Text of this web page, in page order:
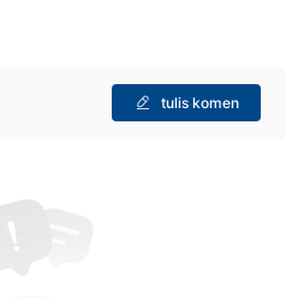
tulis komen